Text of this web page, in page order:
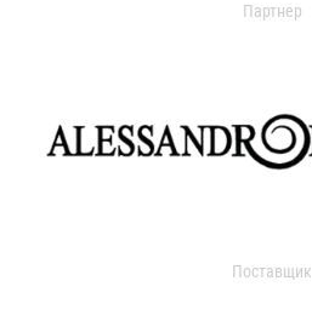
Партнер
Поставщик